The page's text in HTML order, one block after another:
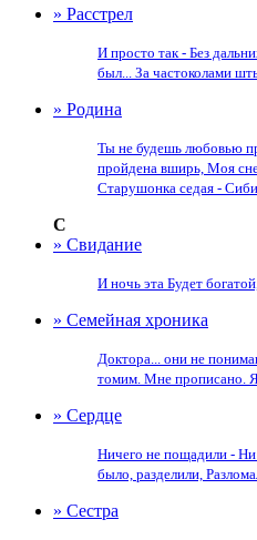
» Расстрел
И просто так - Без
был... За частоколами
» Родина
Ты не будешь любовью
пройдена вширь, Моя
Старушонка седая -
С
» Свидание
И ночь эта Будет
» Семейная хроника
Доктора... они не
томим. Мне прописано.
» Сердце
Ничего не пощадили -
было, разделили,
» Сестра